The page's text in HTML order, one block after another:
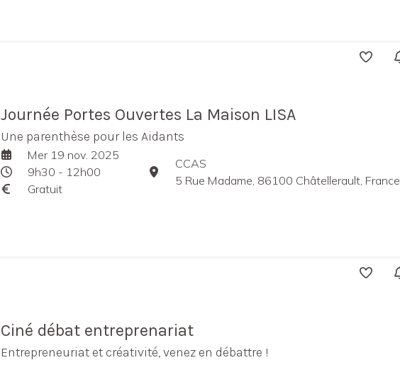
Journée Portes Ouvertes La Maison LISA
Une parenthèse pour les Aidants
Mer 19 nov. 2025
9h30 - 12h00
Gratuit
CCAS
5 Rue Madame, 86100 Châtellerault, France
Ciné débat entreprenariat
Entrepreneuriat et créativité, venez en débattre !